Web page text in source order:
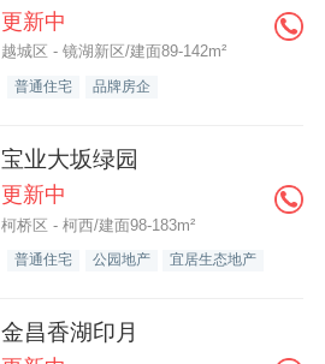
更新中
越城区 - 镜湖新区/建面89-142m²
普通住宅 品牌房企
宝业大坂绿园
更新中
柯桥区 - 柯西/建面98-183m²
普通住宅 公园地产 宜居生态地产
金昌香湖印月